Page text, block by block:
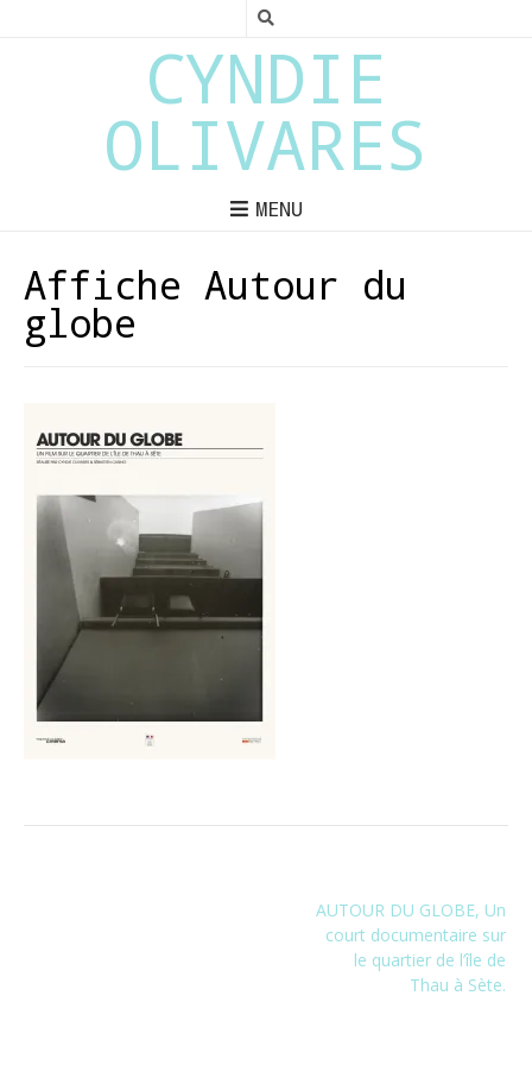
CYNDIE
OLIVARES
MENU
Affiche Autour du
globe
AUTOUR DU GLOBE, Un
court documentaire sur
le quartier de l’île de
Thau à Sète.